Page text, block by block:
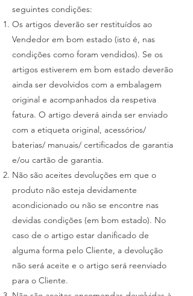
seguintes condições:
Os artigos deverão ser restituídos ao
Vendedor em bom estado (isto é, nas
condições como foram vendidos). Se os
artigos estiverem em bom estado deverão
ainda ser devolvidos com a embalagem
original e acompanhados da respetiva
fatura. O artigo deverá ainda ser enviado
com a etiqueta original, acessórios/
baterias/ manuais/ certificados de garantia
e/ou cartão de garantia.
Não são aceites devoluções em que o
produto não esteja devidamente
acondicionado ou não se encontre nas
devidas condições (em bom estado). No
caso de o artigo estar danificado de
alguma forma pelo Cliente, a devolução
não será aceite e o artigo será reenviado
para o Cliente.